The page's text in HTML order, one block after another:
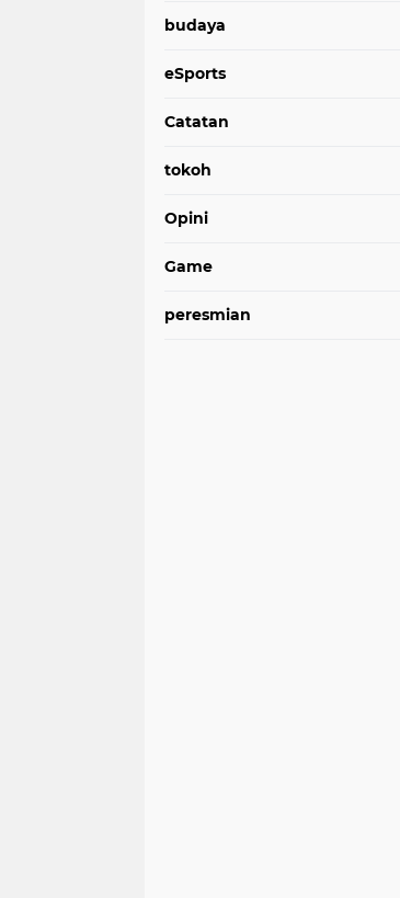
budaya
eSports
Catatan
tokoh
Opini
Game
peresmian